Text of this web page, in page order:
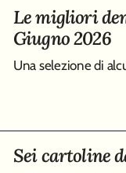
Le migliori
Giugno 2026
Sei cartoline